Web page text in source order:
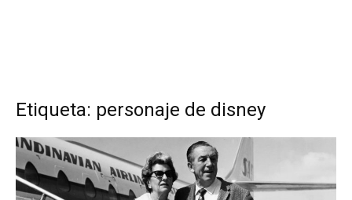
Etiqueta: personaje de disney